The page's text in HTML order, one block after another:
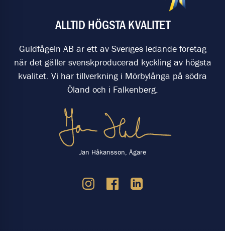
ALLTID HÖGSTA KVALITET
Guldfågeln AB är ett av Sveriges ledande företag
när det gäller svenskproducerad kyckling av högsta
kvalitet. Vi har tillverkning i Mörbylånga på södra
Öland och i Falkenberg.
Jan Håkansson, Ägare